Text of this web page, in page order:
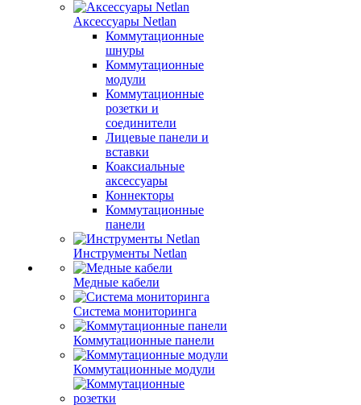
Аксессуары Netlan
Коммутационные
шнуры
Коммутационные
модули
Коммутационные
розетки и
соединители
Лицевые панели и
вставки
Коаксиальные
аксессуары
Коннекторы
Коммутационные
панели
Инструменты Netlan
Медные кабели
Система мониторинга
Коммутационные панели
Коммутационные модули